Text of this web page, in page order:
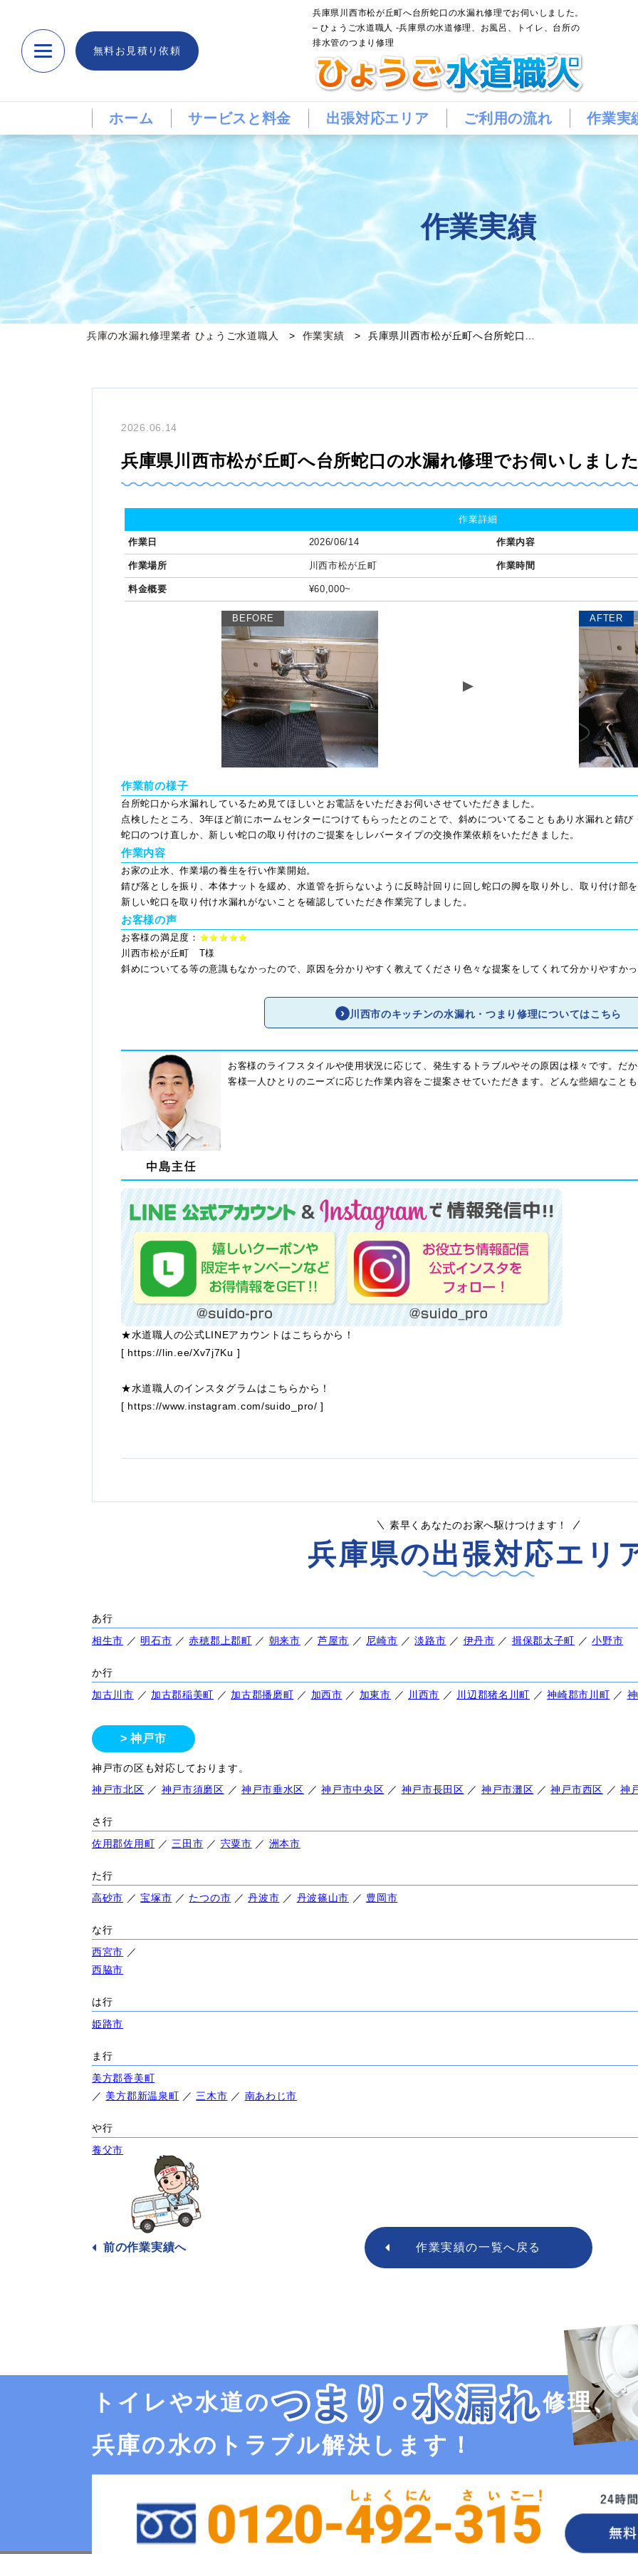
無料お見積り依頼
兵庫県川西市松が丘町へ台所蛇口の水漏れ修理でお伺いしました。
– ひょうご水道職人 -兵庫県の水道修理、お風呂、トイレ、台所の
排水管のつまり修理
ホーム サービスと料金 出張対応エリア ご利用の流れ 作業実
作業実績
兵庫の水漏れ修理業者 ひょうご水道職人 作業実績 兵庫県川西市松が丘町へ台所蛇口…
2026.06.14
兵庫県川西市松が丘町へ台所蛇口の水漏れ修理でお伺いしまし
作業詳細
作業日 2026/06/14 作業内容
作業場所 川西市松が丘町 作業時間
料金概要 ¥60,000~
BEFORE AFTER
作業前の様子
台所蛇口から水漏れしているため見てほしいとお電話をいただきお伺いさせていただきました。
点検したところ、3年ほど前にホームセンターにつけてもらったとのことで、斜めについてることもあり水漏れと錆
蛇口のつけ直しか、新しい蛇口の取り付けのご提案をしレバータイプの交換作業依頼をいただきました。
作業内容
お家の止水、作業場の養生を行い作業開始。
錆び落としを振り、本体ナットを緩め、水道管を折らないように反時計回りに回し蛇口の脚を取り外し、取り付け部
新しい蛇口を取り付け水漏れがないことを確認していただき作業完了しました。
お客様の声
お客様の満足度： ★★★★★
川西市松が丘町 T様
斜めについてる等の意識もなかったので、原因を分かりやすく教えてくださり色々な提案をしてくれて分かりやすか
川西市のキッチンの水漏れ・つまり修理についてはこちら
お客様のライフスタイルや使用状況に応じて、発生するトラブルやその原因は様々です。だ
客様一人ひとりのニーズに応じた作業内容をご提案させていただきます。どんな些細なこと
★水道職人の公式LINEアカウントはこちらから！
[ https://lin.ee/Xv7j7Ku ]
★水道職人のインスタグラムはこちらから！
[ https://www.instagram.com/suido_pro/ ]
素早くあなたのお家へ駆けつけます！
兵庫県の出張対応エリ
あ行
相生市 ／ 明石市 ／赤穂郡上郡町 ／ 朝来市 ／ 芦屋市 ／ 尼崎市 ／淡路市 ／ 伊丹市 ／ 揖保郡太子町 ／小野市
か行
加古川市 ／ 加古郡稲美町 ／ 加古郡播磨町 ／ 加西市 ／ 加東市 ／ 川西市 ／ 川辺郡猪名川町 ／神崎郡市川町 ／
神戸市
神戸市の区も対応しております。
神戸市北区 ／ 神戸市須磨区 ／ 神戸市垂水区 ／神戸市中央区 ／ 神戸市長田区 ／ 神戸市灘区 ／神戸市西区 ／神
さ行
佐用郡佐用町 ／ 三田市 ／ 宍粟市 ／ 洲本市
た行
高砂市 ／宝塚市 ／ たつの市 ／丹波市 ／ 丹波篠山市 ／ 豊岡市
な行
西宮市 ／
西脇市
は行
姫路市
ま行
美方郡香美町
／ 美方郡新温泉町 ／ 三木市 ／ 南あわじ市
や行
養父市
前の作業実績へ 作業実績の一覧へ戻る
トイレや水道の
修理、
兵庫の水のトラブル解決します！